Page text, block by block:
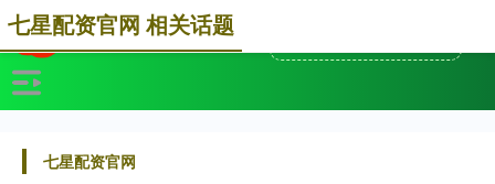
七星配资官网
七星配资官网 相关话题